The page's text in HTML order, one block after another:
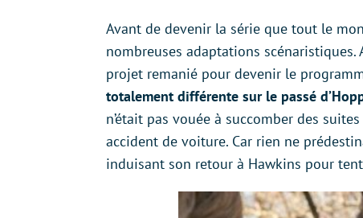
Avant de devenir la série que tout le
nombreuses adaptations scénaristiques.
projet remanié pour devenir le
totalement différente sur le passé
n’était pas vouée à succomber des
accident de voiture. Car rien ne
induisant son retour à Hawkins pour